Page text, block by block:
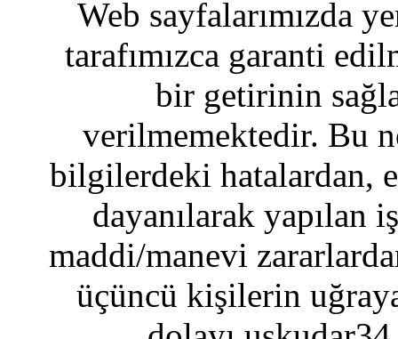
Web sayfalarımızda
tarafımızca garanti
bir getirinin
verilmemektedir. Bu
bilgilerdeki hatalardan,
dayanılarak yapılan
maddi/manevi
üçüncü kişilerin